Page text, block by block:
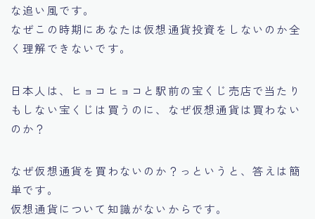
な追い風です。
なぜこの時期にあなたは仮想通貨投資をしないのか全
く理解できないです。
日本人は、ヒョコヒョコと駅前の宝くじ売店で当たり
もしない宝くじは買うのに、なぜ仮想通貨は買わない
のか？
なぜ仮想通貨を買わないのか？っというと、答えは簡
単です。
仮想通貨について知識がないからです。